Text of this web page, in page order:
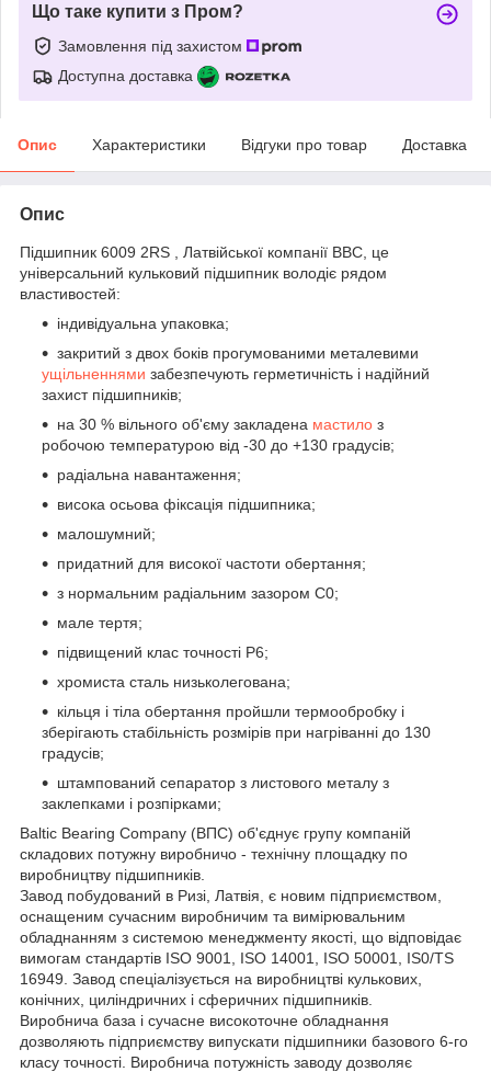
Що таке купити з Пром?
Замовлення під захистом
Доступна доставка
Опис Характеристики Відгуки про товар Доставка
Опис
Підшипник 6009 2RS , Латвійської компанії BBC, це
універсальний кульковий підшипник володіє рядом
властивостей:
індивідуальна упаковка;
закритий з двох боків прогумованими металевими
ущільненнями забезпечують герметичність і надійний
захист підшипників;
на 30 % вільного об'єму закладена мастило з
робочою температурою від -30 до +130 градусів;
радіальна навантаження;
висока осьова фіксація підшипника;
малошумний;
придатний для високої частоти обертання;
з нормальним радіальним зазором С0;
мале тертя;
підвищений клас точності P6;
хромиста сталь низьколегована;
кільця і тіла обертання пройшли термообробку і
зберігають стабільність розмірів при нагріванні до 130
градусів;
штампований сепаратор з листового металу з
заклепками і розпірками;
Baltic Bearing Company (ВПС) об'єднує групу компаній
складових потужну виробничо - технічну площадку по
виробництву підшипників.
Завод побудований в Ризі, Латвія, є новим підприємством,
оснащеним сучасним виробничим та вимірювальним
обладнанням з системою менеджменту якості, що відповідає
вимогам стандартів ISO 9001, ISO 14001, ISO 50001, IS0/TS
16949. Завод спеціалізується на виробництві кулькових,
конічних, циліндричних і сферичних підшипників.
Виробнича база і сучасне високоточне обладнання
дозволяють підприємству випускати підшипники базового 6-го
класу точності. Виробнича потужність заводу дозволяє